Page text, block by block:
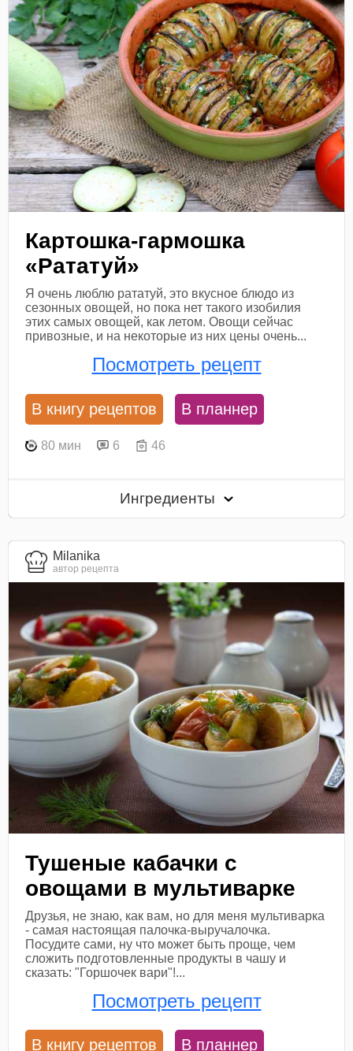
Картошка-гармошка
«Рататуй»
Я очень люблю рататуй, это вкусное блюдо из
сезонных овощей, но пока нет такого изобилия
этих самых овощей, как летом. Овощи сейчас
привозные, и на некоторые из них цены очень...
Посмотреть рецепт
В книгу рецептов В планнер
80 мин 6 46
Ингредиенты
Milanika
автор рецепта
Тушеные кабачки с
овощами в мультиварке
Друзья, не знаю, как вам, но для меня мультиварка
- самая настоящая палочка-выручалочка.
Посудите сами, ну что может быть проще, чем
сложить подготовленные продукты в чашу и
сказать: "Горшочек вари"!...
Посмотреть рецепт
В книгу рецептов В планнер